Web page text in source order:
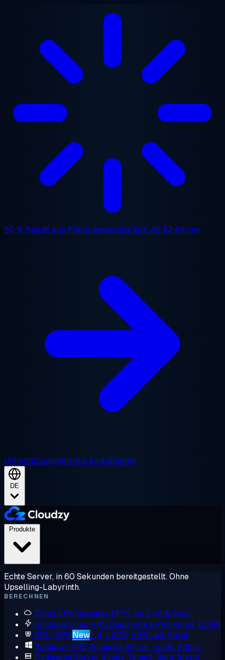
50 % Rabattalle Pläne, begrenzte Zeit. Ab $2.48/mo
UnterstützungVertrieb kontaktieren
DE
Echte Server, in 60 Sekunden bereitgestellt. Ohne
Upselling-Labyrinth.
BERECHNEN
Cloud VPS Geteiltes EPYC, ab 2,48 $/Mon.
Hochleistungs-VPS Dedizierte EPYC-Kerne, DDR5
GPU-VPS New L4, L40S, H100 auf Abruf
Windows VPS Windows Server, voller Admin
Dedicated Server Single-Tenant-Bare-Metal